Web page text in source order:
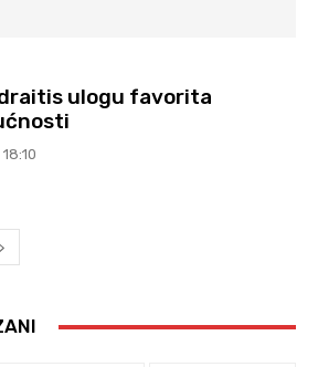
ulogu favorita